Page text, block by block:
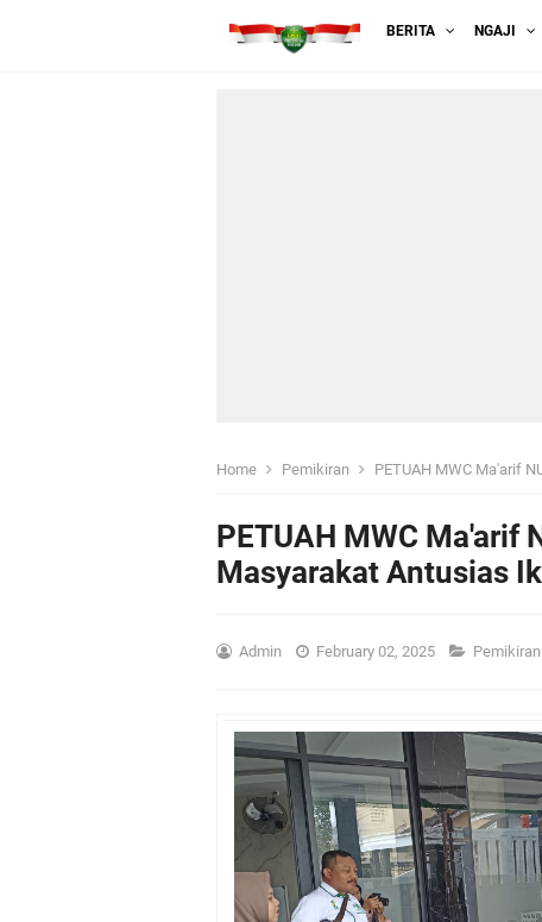
BERITA NGAJI
Home Pemikiran PETUAH MWC Ma'arif NU
PETUAH MWC Ma'arif
Masyarakat Antusias
Admin February 02, 2025 Pemikiran